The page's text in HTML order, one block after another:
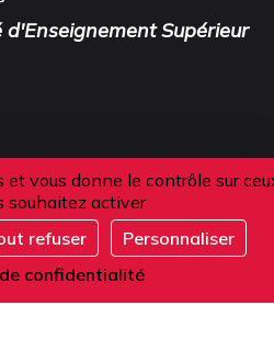
et vous donne le contrôle sur
souhaitez activer
refuser
Personnaliser
confidentialité
Supérieur